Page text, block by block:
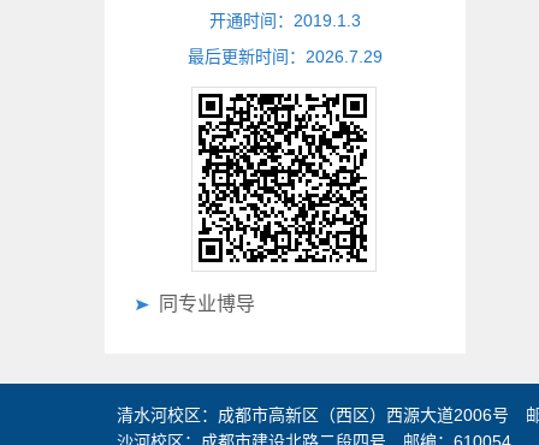
开通时间： 2019 1 3
最后更新时间： 2026 7 29
同专业博导
清水河校区：成都市高新区（西区）西源大道2006号